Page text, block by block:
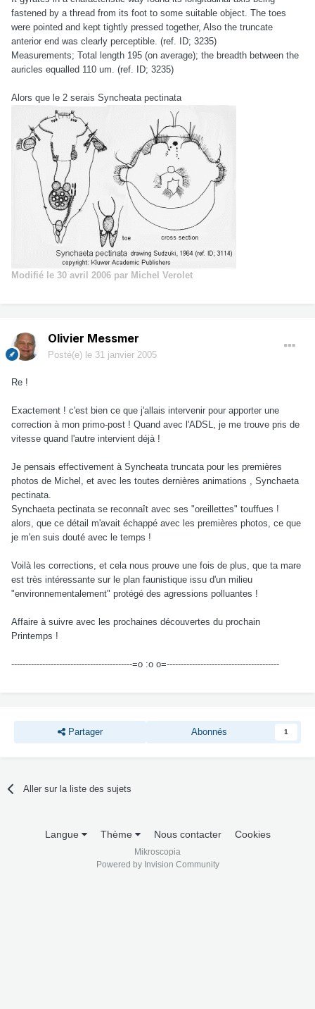
fastened by a thread from its foot to some suitable object. The toes
were pointed and kept tightly pressed together, Also the truncate
anterior end was clearly perceptible. (ref. ID; 3235)
Measurements; Total length 195 (on average); the breadth between the
auricles equalled 110 um. (ref. ID; 3235)
Alors que le 2 serais Syncheata pectinata
Modifié le 30 avril 2006 par Michel Verolet
Olivier Messmer
Posté(e) le 31 janvier 2005
Re !
Exactement ! c'est bien ce que j'allais intervenir pour apporter une
correction à mon primo-post ! Quand avec l'ADSL, je me trouve pris de
vitesse quand l'autre intervient déjà !
Je pensais effectivement à Syncheata truncata pour les premières
photos de Michel, et avec les toutes dernières animations , Synchaeta
pectinata.
Synchaeta pectinata se reconnaît avec ses "oreillettes" touffues !
alors, que ce détail m'avait échappé avec les premières photos, ce que
je m'en suis douté avec le temps !
Voilà les corrections, et cela nous prouve une fois de plus, que ta mare
est très intéressante sur le plan faunistique issu d'un milieu
"environnementalement" protégé des agressions polluantes !
Affaire à suivre avec les prochaines découvertes du prochain
Printemps !
-------------------------------------------=o :o o=----------------------------------------
Partager Abonnés 1
Aller sur la liste des sujets
Langue Thème Nous contacter Cookies
Mikroscopia
Powered by Invision Community